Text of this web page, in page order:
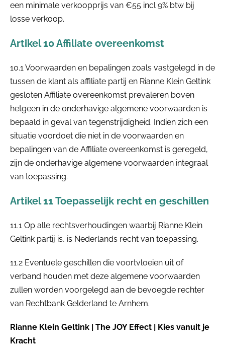
een minimale verkoopprijs van €55 incl 9% btw bij
losse verkoop.
Artikel 10 Affiliate overeenkomst
10.1 Voorwaarden en bepalingen zoals vastgelegd in de
tussen de klant als affiliate partij en Rianne Klein Geltink
gesloten Affiliate overeenkomst prevaleren boven
hetgeen in de onderhavige algemene voorwaarden is
bepaald in geval van tegenstrijdigheid. Indien zich een
situatie voordoet die niet in de voorwaarden en
bepalingen van de Affiliate overeenkomst is geregeld,
zijn de onderhavige algemene voorwaarden integraal
van toepassing.
Artikel 11 Toepasselijk recht en geschillen
11.1 Op alle rechtsverhoudingen waarbij Rianne Klein
Geltink partij is, is Nederlands recht van toepassing.
11.2 Eventuele geschillen die voortvloeien uit of
verband houden met deze algemene voorwaarden
zullen worden voorgelegd aan de bevoegde rechter
van Rechtbank Gelderland te Arnhem.
Rianne Klein Geltink | The JOY Effect | Kies vanuit je
Kracht